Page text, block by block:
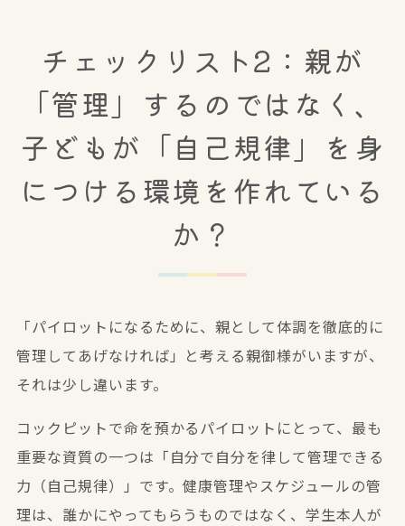
チェックリスト2：親が
「管理」するのではなく、
子どもが「自己規律」を身
につける環境を作れている
か？
「パイロットになるために、親として体調を徹底的に
管理してあげなければ」と考える親御様がいますが、
それは少し違います。
コックピットで命を預かるパイロットにとって、最も
重要な資質の一つは「自分で自分を律して管理できる
力（自己規律）」です。健康管理やスケジュールの管
理は、誰かにやってもらうものではなく、学生本人が